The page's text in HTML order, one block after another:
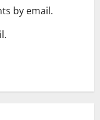
by email.